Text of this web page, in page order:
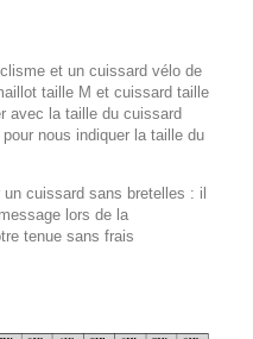
et un cuissard vélo de
taille M et cuissard taille
avec la taille du cuissard
nous indiquer la taille du
cuissard sans bretelles : il
lors de la
tenue sans frais